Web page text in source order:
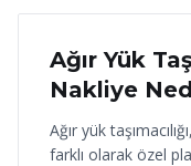
17 Haziran 2026
Ağır Yük
Nakliye
Ağır yük
farklı olarak özel